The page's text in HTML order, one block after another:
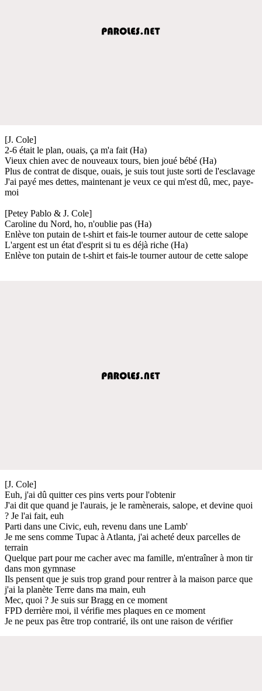
[J. Cole]
2-6 était le plan, ouais, ça m'a fait (Ha)
Vieux chien avec de nouveaux tours, bien joué bébé (Ha)
Plus de contrat de disque, ouais, je suis tout juste sorti de l'esclavage
J'ai payé mes dettes, maintenant je veux ce qui m'est dû, mec, paye-
moi
[Petey Pablo & J. Cole]
Caroline du Nord, ho, n'oublie pas (Ha)
Enlève ton putain de t-shirt et fais-le tourner autour de cette salope
L'argent est un état d'esprit si tu es déjà riche (Ha)
Enlève ton putain de t-shirt et fais-le tourner autour de cette salope
[J. Cole]
Euh, j'ai dû quitter ces pins verts pour l'obtenir
J'ai dit que quand je l'aurais, je le ramènerais, salope, et devine quoi
? Je l'ai fait, euh
Parti dans une Civic, euh, revenu dans une Lamb'
Je me sens comme Tupac à Atlanta, j'ai acheté deux parcelles de
terrain
Quelque part pour me cacher avec ma famille, m'entraîner à mon tir
dans mon gymnase
Ils pensent que je suis trop grand pour rentrer à la maison parce que
j'ai la planète Terre dans ma main, euh
Mec, quoi ? Je suis sur Bragg en ce moment
FPD derrière moi, il vérifie mes plaques en ce moment
Je ne peux pas être trop contrarié, ils ont une raison de vérifier